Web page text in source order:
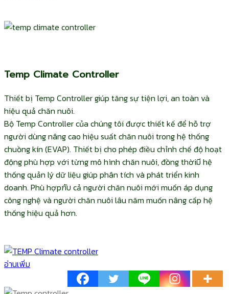
Temp Climate Controller
Thiết bị Temp Controller giúp tăng sự tiện lợi, an toàn và
hiệu quả chăn nuôi.
Bộ Temp Controller của chúng tôi được thiết kế để hỗ trợ
người dùng nâng cao hiệu suất chăn nuôi trong hệ thống
chuồng kín (EVAP). Thiết bị cho phép điều chỉnh chế độ hoạt
động phù hợp với từng mô hình chăn nuôi, đồng thờiมี hệ
thống quản lý dữ liệu giúp phân tích và phát triển kinh
doanh. Phù hợpกับ cả người chăn nuôi mới muốn áp dụng
công nghệ và người chăn nuôi lâu năm muốn nâng cấp hệ
thống hiệu quả hơn.
อ่านเพิ่ม